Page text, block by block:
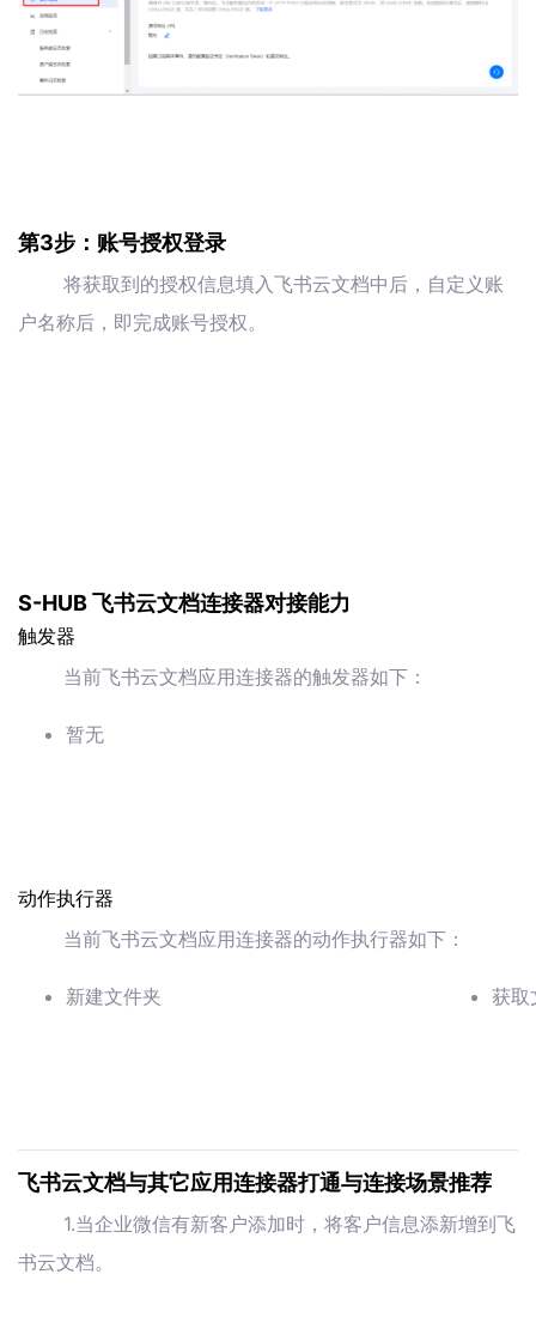
第3步：账号授权登录
将获取到的授权信息填入飞书云文档中后，自定义账
户名称后，即完成账号授权。
S-HUB 飞书云文档连接器对接能力
触发器
当前飞书云文档应用连接器的触发器如下：
暂无
动作执行器
当前飞书云文档应用连接器的动作执行器如下：
新建文件夹 获取
飞书云文档与其它应用连接器打通与连接场景推荐
1.当企业微信有新客户添加时，将客户信息添新增到飞
书云文档。